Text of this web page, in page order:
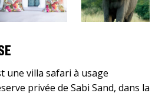
une villa safari à usage
privée de Sabi Sand, dans la